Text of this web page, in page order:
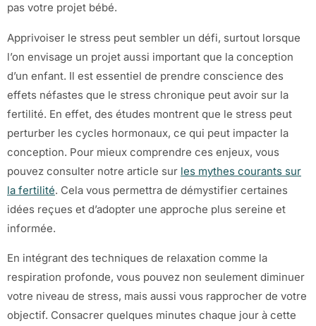
pas votre projet bébé.
Apprivoiser le stress peut sembler un défi, surtout lorsque
l’on envisage un projet aussi important que la conception
d’un enfant. Il est essentiel de prendre conscience des
effets néfastes que le stress chronique peut avoir sur la
fertilité. En effet, des études montrent que le stress peut
perturber les cycles hormonaux, ce qui peut impacter la
conception. Pour mieux comprendre ces enjeux, vous
pouvez consulter notre article sur les mythes courants sur
la fertilité. Cela vous permettra de démystifier certaines
idées reçues et d’adopter une approche plus sereine et
informée.
En intégrant des techniques de relaxation comme la
respiration profonde, vous pouvez non seulement diminuer
votre niveau de stress, mais aussi vous rapprocher de votre
objectif. Consacrer quelques minutes chaque jour à cette